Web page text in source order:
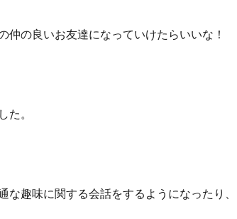
仲の良いお友達になっていけたらいいな！
た。
な趣味に関する会話をするようになったり、